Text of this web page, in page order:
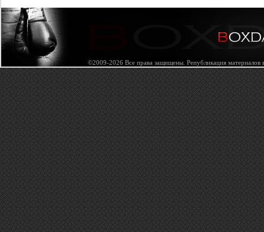
©2009-2026 Все права защищены. Републикация материалов